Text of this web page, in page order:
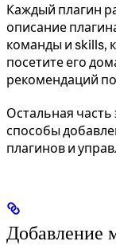
Каждый плагин
описание
команды и skills,
посетите его
рекомендаций
Остальная часть
способы
плагинов и
Добавление